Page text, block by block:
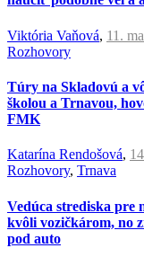
Viktória Vaňová, 11.
Rozhovory
Túry na Skladovú a
školou a Trnavou,
FMK
Katarína Rendošová,
Rozhovory, Trnava
Vedúca strediska pre
kvôli vozičkárom, no
pod auto